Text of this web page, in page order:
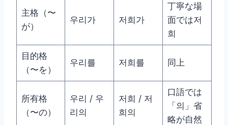
主格（〜
が）
우리가 저희가
丁寧な場
面では저
희
目的格
（〜を）
우리를 저희를 同上
所有格
（〜の）
우리 / 우
리의
저희 / 저
희의
口語では
「의」省
略が自然